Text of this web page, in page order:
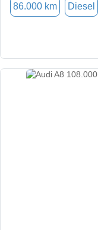
86.000 km Diesel